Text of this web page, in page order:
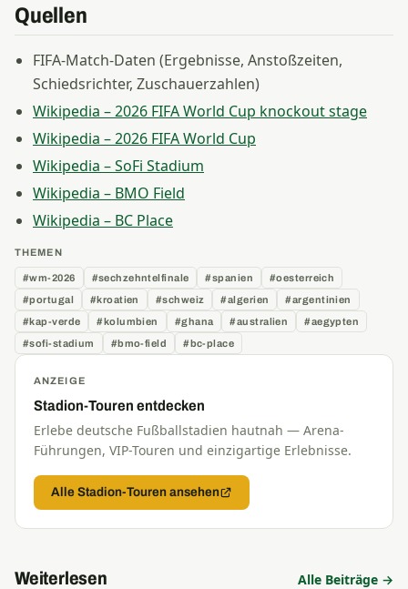
Quellen
FIFA-Match-Daten (Ergebnisse, Anstoßzeiten,
Schiedsrichter, Zuschauerzahlen)
Wikipedia – 2026 FIFA World Cup knockout stage
Wikipedia – 2026 FIFA World Cup
Wikipedia – SoFi Stadium
Wikipedia – BMO Field
Wikipedia – BC Place
THEMEN
#wm-2026 #sechzehntelfinale #spanien
#oesterreich
#portugal
#kroatien #schweiz #algerien
#argentinien
#kap-verde
#kolumbien #ghana #australien
#aegypten
#sofi-stadium
#bmo-field #bc-place
ANZEIGE
Stadion-Touren entdecken
Erlebe deutsche Fußballstadien hautnah — Arena-
Führungen, VIP-Touren und einzigartige Erlebnisse.
Alle Stadion-Touren ansehen
Weiterlesen Alle Beiträge →